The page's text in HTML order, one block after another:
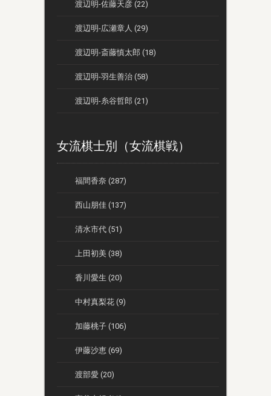
渡辺明-佐藤天彦 (22)
渡辺明-広瀬章人 (29)
渡辺明-斎藤慎太郎 (18)
渡辺明-羽生善治 (58)
渡辺明-糸谷哲郎 (21)
女流棋士別（女流棋戦）
福間香奈 (287)
西山朋佳 (137)
清水市代 (51)
上田初美 (38)
香川愛生 (20)
中村真梨花 (9)
加藤桃子 (106)
伊藤沙恵 (69)
渡部愛 (20)